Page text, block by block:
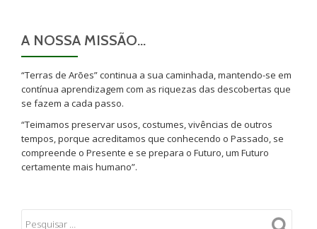
A NOSSA MISSÃO…
“Terras de Arões” continua a sua caminhada, mantendo-se em
contínua aprendizagem com as riquezas das descobertas que
se fazem a cada passo.
“Teimamos preservar usos, costumes, vivências de outros
tempos, porque acreditamos que conhecendo o Passado, se
compreende o Presente e se prepara o Futuro, um Futuro
certamente mais humano”.